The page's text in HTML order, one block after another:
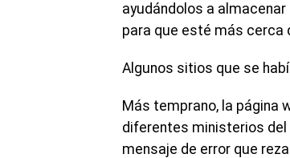
ayudándolos a
para que esté más cerca
Algunos sitios que se
Más temprano, la página
diferentes ministerios
mensaje de error que